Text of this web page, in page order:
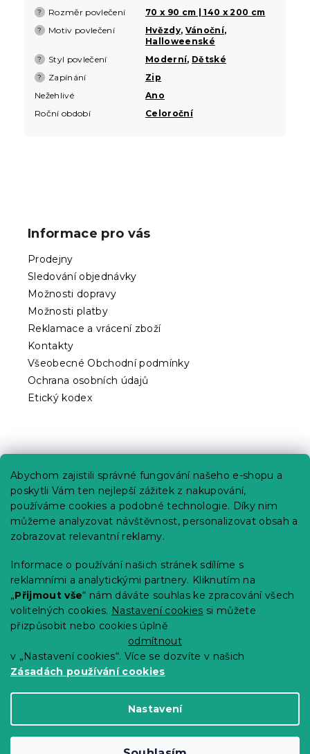
Abychom zajistili správné fungování našeho e-shopu a
poskytli Vám ten nejlepší zážitek z nakupování,
používáme cookies a podobné technologie. Díky nim
můžeme analyzovat návštěvnost, personalizovat obsah a
zobrazovat relevantní reklamy.
Informace o používání našich stránek sdílíme s
reklamními a analytickými partnery. Kliknutím na
„Přijmout vše“ nám dáváte souhlas ke zpracování všech
volitelných cookies. Nastavení cookies si můžete
přizpůsobit nebo cookies úplně
odmítnout
v „Nastavení cookies“. Více se dozvíte v našich
Zásadách používání cookies
Nastavení
? Rozměr povlečení 70 x 90 cm | 140 x 200 cm
? Motiv povlečení Hvězdy, Vánoční,
Halloweenské
? Styl povlečení Moderní, Dětské
? Zapínání
Zip
Nežehlivé
Ano
Roční období
Celoroční
Informace pro vás
Prodejny
Sledování objednávky
Možnosti dopravy
Možnosti platby
Reklamace a vrácení zboží
Kontakty
Všeobecné Obchodní podmínky
Ochrana osobních údajů
Etický kodex
Kariéra
Poptávky a B2B spolupráce
Proč se u nás registrovat?
Věrnostní program - Sleva až 10 %
Návody
Tabulky velikostí
Blog
Copyright 2026Výprodej povlečení. Všechna